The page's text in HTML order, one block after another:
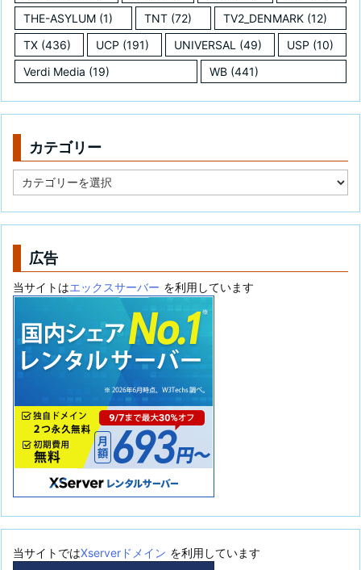
THE-ASYLUM (1) TNT (72) TV2_DENMARK (12)
TX (436) UCP (191) UNIVERSAL (49) USP (10)
Verdi Media (19) WB (441)
カテゴリー
テ
リ
広告
当サイトはエックスサーバー を利用しています
当サイトではXserverドメイン を利用しています